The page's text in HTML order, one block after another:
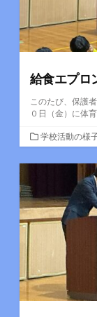
給食エプロ
このたび、保護
０日（金）に体
カ
テ
ゴ
学校活動の様